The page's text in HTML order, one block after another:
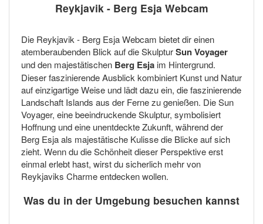
Reykjavik - Berg Esja Webcam
Die Reykjavik - Berg Esja Webcam bietet dir einen
atemberaubenden Blick auf die SkulpturSun Voyager
und den majestätischen Berg Esja im Hintergrund.
Dieser faszinierende Ausblick kombiniert Kunst und Natur
auf einzigartige Weise und lädt dazu ein, die faszinierende
Landschaft Islands aus der Ferne zu genießen. Die Sun
Voyager, eine beeindruckende Skulptur, symbolisiert
Hoffnung und eine unentdeckte Zukunft, während der
Berg Esja als majestätische Kulisse die Blicke auf sich
zieht. Wenn du die Schönheit dieser Perspektive erst
einmal erlebt hast, wirst du sicherlich mehr von
Reykjaviks Charme entdecken wollen.
Was du in der Umgebung besuchen kannst